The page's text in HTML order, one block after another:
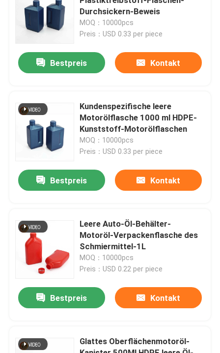
Startseite
Videos
Über uns
Fabrik Tour
Qualitätskontrolle
Kontakt
Plastiktablettenfläschchen
Durchsickern-Beweis
MOQ：10000pcs
Preis：USD 0.33 per piece
Bestpreis Kontakt
Kundenspezifische leere
Motorölflasche 1000 ml HDPE-
Kunststoff-Motorölflaschen
MOQ：10000pcs
Preis：USD 0.33 per piece
Bestpreis Kontakt
Leere Auto-Öl-Behälter-
Motoröl-Verpackenflasche des
Schmiermittel-1L
MOQ：10000pcs
Preis：USD 0.22 per piece
Bestpreis Kontakt
Glattes Oberflächenmotoröl-